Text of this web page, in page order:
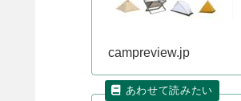
campreview.jp